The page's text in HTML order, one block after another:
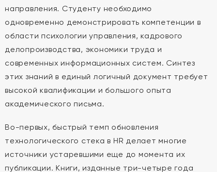
направления. Студенту необходимо
одновременно демонстрировать компетенции в
области психологии управления, кадрового
делопроизводства, экономики труда и
современных информационных систем. Синтез
этих знаний в единый логичный документ требует
высокой квалификации и большого опыта
академического письма.
Во-первых, быстрый темп обновления
технологического стека в HR делает многие
источники устаревшими еще до момента их
публикации. Книги, изданные три-четыре года